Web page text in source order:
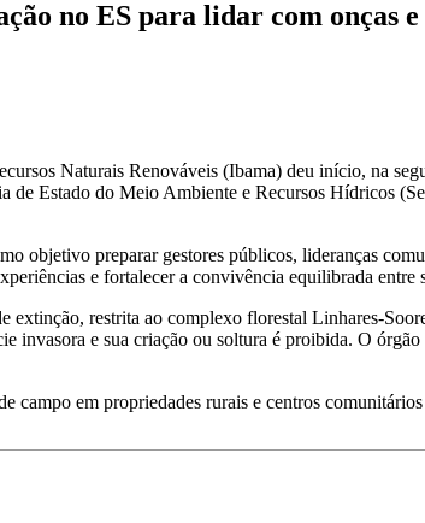
no ES para lidar com onças
Naturais Renováveis (Ibama) deu início, na
de Estado do Meio Ambiente e Recursos Hídricos
objetivo preparar gestores públicos, lideranças
e fortalecer a convivência equilibrada entre
extinção, restrita ao complexo florestal Linhares-
invasora e sua criação ou soltura é proibida. O
campo em propriedades rurais e centros